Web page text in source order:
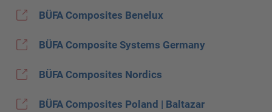
BÜFA Composites Benelux
BÜFA Composite Systems Germany
BÜFA Composites Nordics
BÜFA Composites Poland | Baltazar